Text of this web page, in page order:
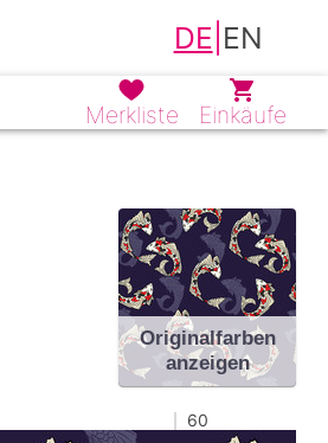
DE EN
Merkliste Einkäufe
Originalfarben
anzeigen